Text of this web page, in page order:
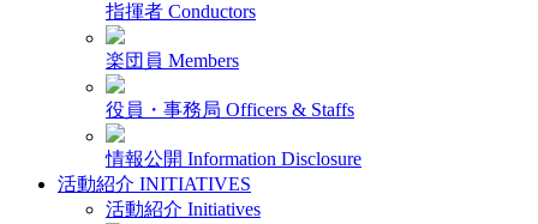
指揮者 Conductors
楽団員 Members
役員・事務局 Officers & Staffs
情報公開 Information Disclosure
活動紹介 INITIATIVES
活動紹介 Initiatives